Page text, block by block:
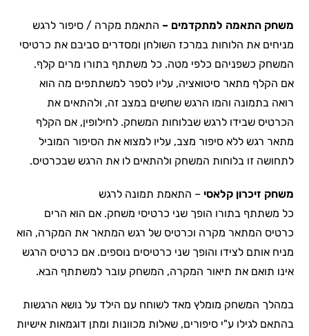
משחק התאמה למתקדמים – התאמת מקרה / סיפור לרגש
מניחים את הלוחות במרכז השולחן ומסדרים סביבם את כרטיסי
המשחק כשפניהם כלפי מטה. כל משתתף בתורו מרים קלף.
אם הקלף מתאר סיטואציה, עליו לספר למשתתפים מה הוא
רואה בתמונה והמו הרגש שחשים במצב זה, ולהתאים את
הכרטיס שבידו לרגש שבלוחות המשחק. לחילופין, אם הקלף
מתאר רגש ללא סיפור מצב, עליו למצוא את הסיפור המוביל
לתחושה זו בלוחות המשחק ולהתאים לו את הרגש שבכרטיס.
משחק זיכרון קלאסי – התאמת תמונה לרגש
כל משתתף בתורו הופך שני כרטיסי משחק. אם הוא הרים
כרטיס המתאר מקרה וכרטיס של רגש המתאר את המקרה, הוא
מניח אותם לצידו והופך שני כרטיסים נוספים. אם כרטיס הרגש
אינו תואם את תיאור המקרה, המשחק עובר למשתתף הבא.
במהלך המשחק מומלץ מאד לשוחח עם הילד על נושא הרגשות
בהתאם לגילו ע"י סיפורים, שאלות מכוונות ומתן דוגמאות אישיות